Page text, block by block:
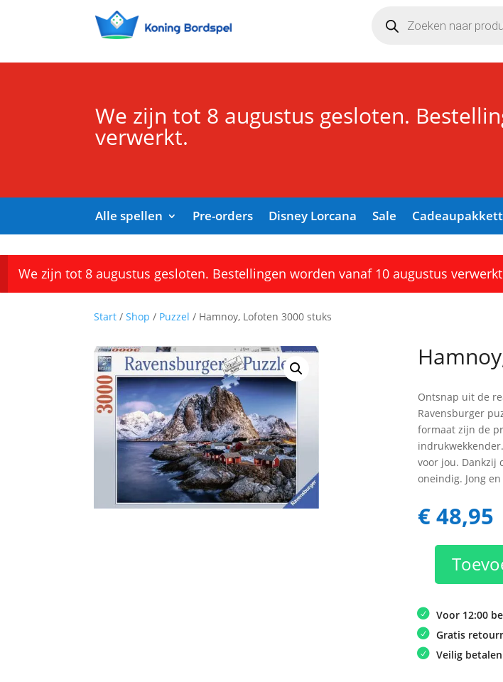
zoeken
We zijn tot 8 augustus gesloten.
verwerkt.
Alle spellen Pre-orders Disney Lorcana Sale
We zijn tot 8 augustus gesloten. Bestellingen worden vanaf 10 augustus
Start / Shop / Puzzel / Hamnoy, Lofoten 3000 stuks
Ontsnap uit de
Ravensburger
formaat zijn de
voor jou. Dankzij
oneindig. Jong
€48,95
Hamnoy,
Lofoten
3000
stuks
aantal
Voor 12:00
Gratis
Veilig betalen